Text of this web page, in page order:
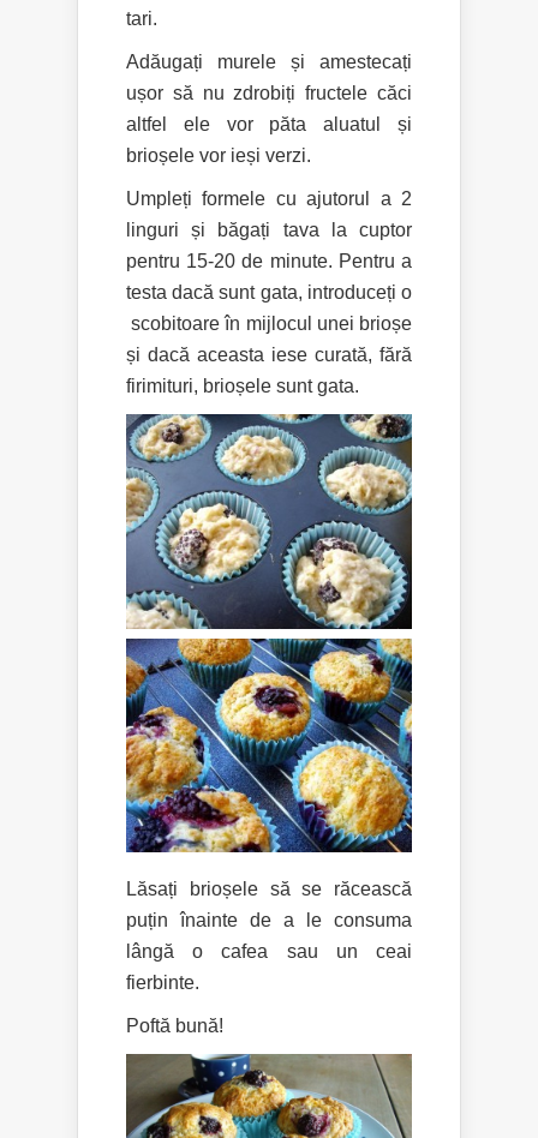
tari.
Adăugați murele și amestecați
ușor să nu zdrobiți fructele căci
altfel ele vor păta aluatul și
brioșele vor ieși verzi.
Umpleți formele cu ajutorul a 2
linguri și băgați tava la cuptor
pentru 15-20 de minute. Pentru a
testa dacă sunt gata, introduceți o
scobitoare în mijlocul unei brioșe
și dacă aceasta iese curată, fără
firimituri, brioșele sunt gata.
Lăsați brioșele să se răcească
puțin înainte de a le consuma
lângă o cafea sau un ceai
fierbinte.
Poftă bună!